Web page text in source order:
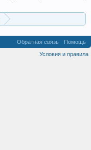
Обратная связь
Помощь
Условия и правила